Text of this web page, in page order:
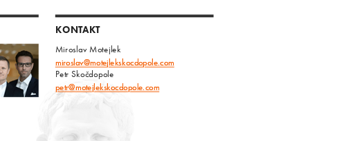
KONTAKT
Miroslav Motejlek
miroslav@motejlekskocdopole.com
Petr Skočdopole
petr@motejlekskocdopole.com